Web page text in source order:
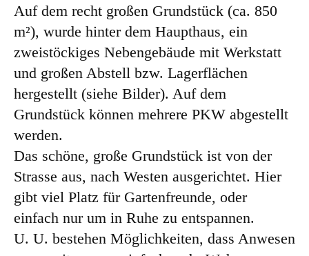
Auf dem recht großen Grundstück (ca. 850
m²), wurde hinter dem Haupthaus, ein
zweistöckiges Nebengebäude mit Werkstatt
und großen Abstell bzw. Lagerflächen
hergestellt (siehe Bilder). Auf dem
Grundstück können mehrere PKW abgestellt
werden.
Das schöne, große Grundstück ist von der
Strasse aus, nach Westen ausgerichtet. Hier
gibt viel Platz für Gartenfreunde, oder
einfach nur um in Ruhe zu entspannen.
U. U. bestehen Möglichkeiten, dass Anwesen